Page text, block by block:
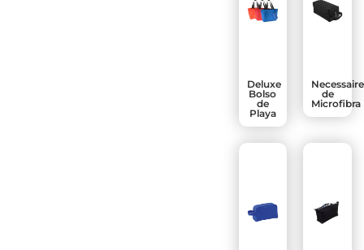
Deluxe
Bolso
de
Playa
Necessaire
de
Microfibra